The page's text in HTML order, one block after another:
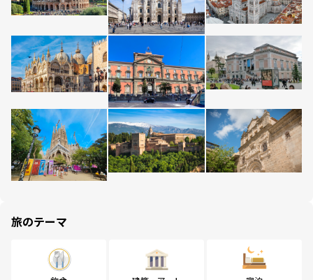
旅のテーマ